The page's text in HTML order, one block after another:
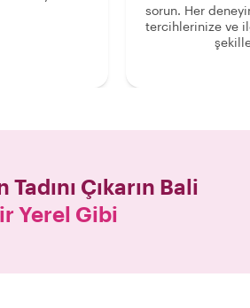
ederiz.
sorun. Her
tercihlerinize ve
Çıkarın Bali
Yerel Gibi